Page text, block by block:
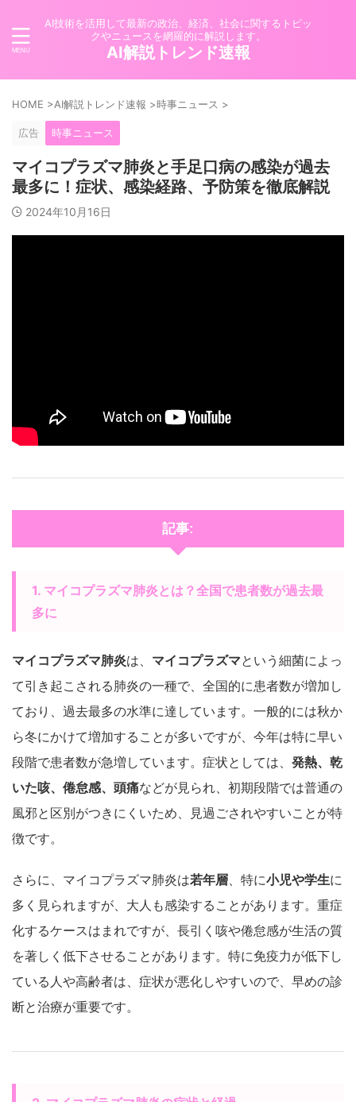
AI技術を活用して最新の政治、経済、社会に関するトピッ
クやニュースを網羅的に解説します。
AI解説トレンド速報
HOME >AI解説トレンド速報 >時事ニュース >
広告 時事ニュース
マイコプラズマ肺炎と手足口病の感染が過去
最多に！症状、感染経路、予防策を徹底解説
2024年10月16日
記事:
1. マイコプラズマ肺炎とは？全国で患者数が過去最
多に
マイコプラズマ肺炎は、 マイコプラズマという細菌によっ
て引き起こされる肺炎の一種で、全国的に患者数が増加し
ており、過去最多の水準に達しています。一般的には秋か
ら冬にかけて増加することが多いですが、今年は特に早い
段階で患者数が急増しています。症状としては、 発熱、乾
いた咳、倦怠感、頭痛などが見られ、初期段階では普通の
風邪と区別がつきにくいため、見過ごされやすいことが特
徴です。
さらに、マイコプラズマ肺炎は若年層、特に小児や学生に
多く見られますが、大人も感染することがあります。重症
化するケースはまれですが、長引く咳や倦怠感が生活の質
を著しく低下させることがあります。特に免疫力が低下し
ている人や高齢者は、症状が悪化しやすいので、早めの診
断と治療が重要です。